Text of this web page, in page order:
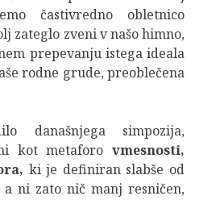
častivredno obletnico
zateglo zveni v našo himno,
prepevanju istega ideala
rodne grude, preoblečena
današnjega simpozija,
kot metaforo vmesnosti,
ki je definiran slabše od
ni zato nič manj resničen,